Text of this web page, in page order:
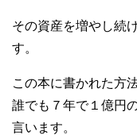
その資産を増やし続
す。
この本に書かれた方
誰でも７年で１億円
言います。